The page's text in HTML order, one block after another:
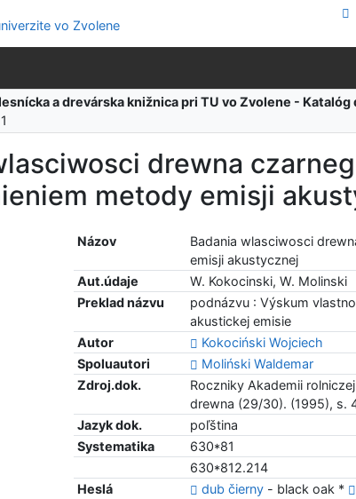
a drevárska knižnica pri TU vo Zvolene - Katalóg
drewna
metody emisji
Názov
Badania wlasciwosci
emisji akustycznej
Aut.údaje
W. Kokocinski, W. Molinski
Preklad názvu
podnázvu : Výskum
akustickej emisie
Autor
Kokociński Wojciech
Spoluautori
Moliński Waldemar
Zdroj.dok.
Roczniky Akademii
drewna (29/30). (1995), s.
Jazyk dok.
poľština
Systematika
630*81
630*812.214
Heslá
dub čierny - black oak *